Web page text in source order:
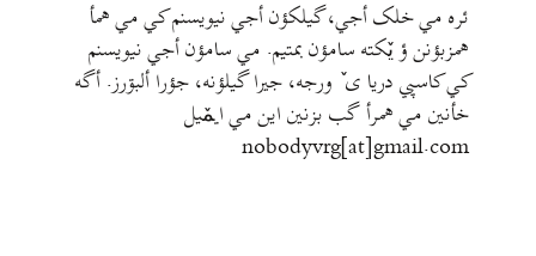
ئره مي خلک أجي، گيلکؤن أجي نيويسنم کي مي همأ
همزبؤنن ؤ يٚکته سامؤن بمتيم. مي سامؤن أجي نيويسنم
کي کاسپي دريا ی ٚ ورجه، جيرا گيلؤنه، جؤرا ألبۊرز. أگه
خأنين مي همرأ گب بزنين اين مي ايمٚیل‌ ‌
nobodyvrg[at]gmail.com